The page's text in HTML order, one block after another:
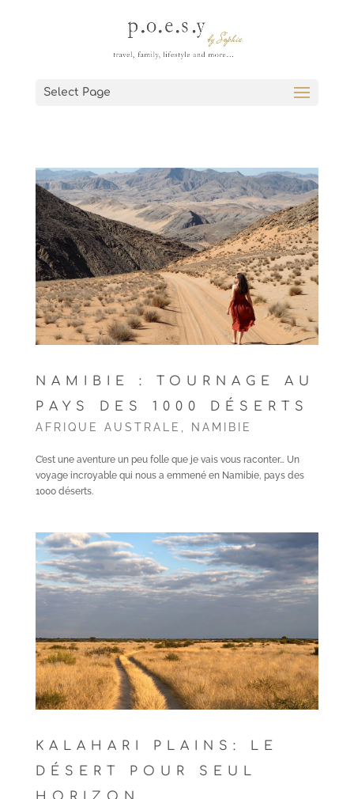
Select Page
NAMIBIE : TOURNAGE AU
PAYS DES 1000 DÉSERTS
AFRIQUE AUSTRALE NAMIBIE
C’est une aventure un peu folle que je vais vous raconter… Un
voyage incroyable qui nous a emmené en Namibie, pays des
1000 déserts.
KALAHARI PLAINS: LE
DÉSERT POUR SEUL